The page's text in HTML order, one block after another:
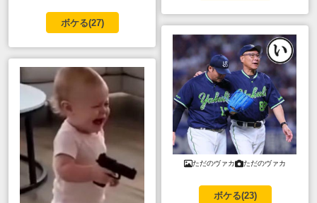
ボケる(27)
ただのヴァカ ただのヴァカ
ボケる(23)